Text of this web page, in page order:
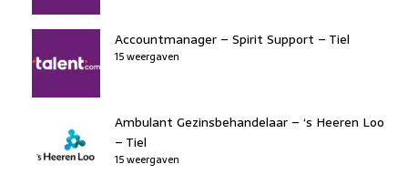
Accountmanager – Spirit Support – Tiel
15 weergaven
Ambulant Gezinsbehandelaar – ‘s Heeren Loo
– Tiel
15 weergaven